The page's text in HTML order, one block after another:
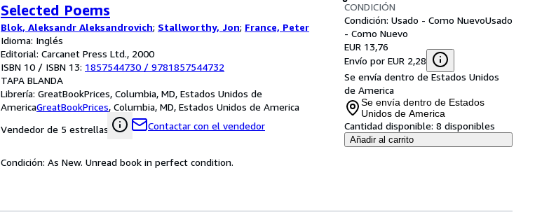
Selected Poems
Blok, Aleksandr Aleksandrovich; Stallworthy, Jon; France, Peter
Idioma: Inglés
Editorial: Carcanet Press Ltd., 2000
ISBN 10 / ISBN 13: 1857544730 / 9781857544732
TAPA BLANDA
Librería: GreatBookPrices, Columbia, MD, Estados Unidos de
AmericaGreatBookPrices, Columbia, MD, Estados Unidos de America
Vendedor de 5 estrellas
Contactar con el vendedor
CONDICIÓN
Condición: Usado - Como NuevoUsado
- Como Nuevo
EUR 13,76
Envío por EUR 2,28
Se envía dentro de Estados Unidos
de America
Se envía dentro de Estados
Unidos de America
Cantidad disponible: 8 disponibles
Añadir al carrito
Condición: As New. Unread book in perfect condition.